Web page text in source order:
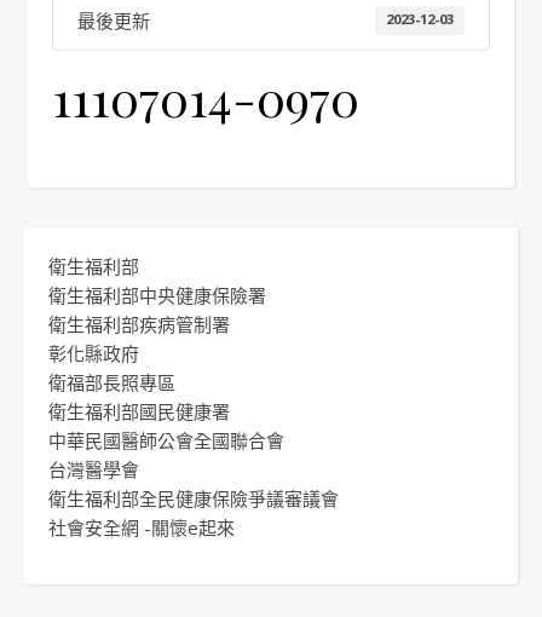
最後更新 2023-12-03
11107014-0970
衛生福利部
衛生福利部中央健康保險署
衛生福利部疾病管制署
彰化縣政府
衛福部長照專區
衛生福利部國民健康署
中華民國醫師公會全國聯合會
台灣醫學會
衛生福利部全民健康保險爭議審議會
社會安全網 -關懷e起來